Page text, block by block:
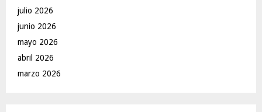
julio 2026
junio 2026
mayo 2026
abril 2026
marzo 2026